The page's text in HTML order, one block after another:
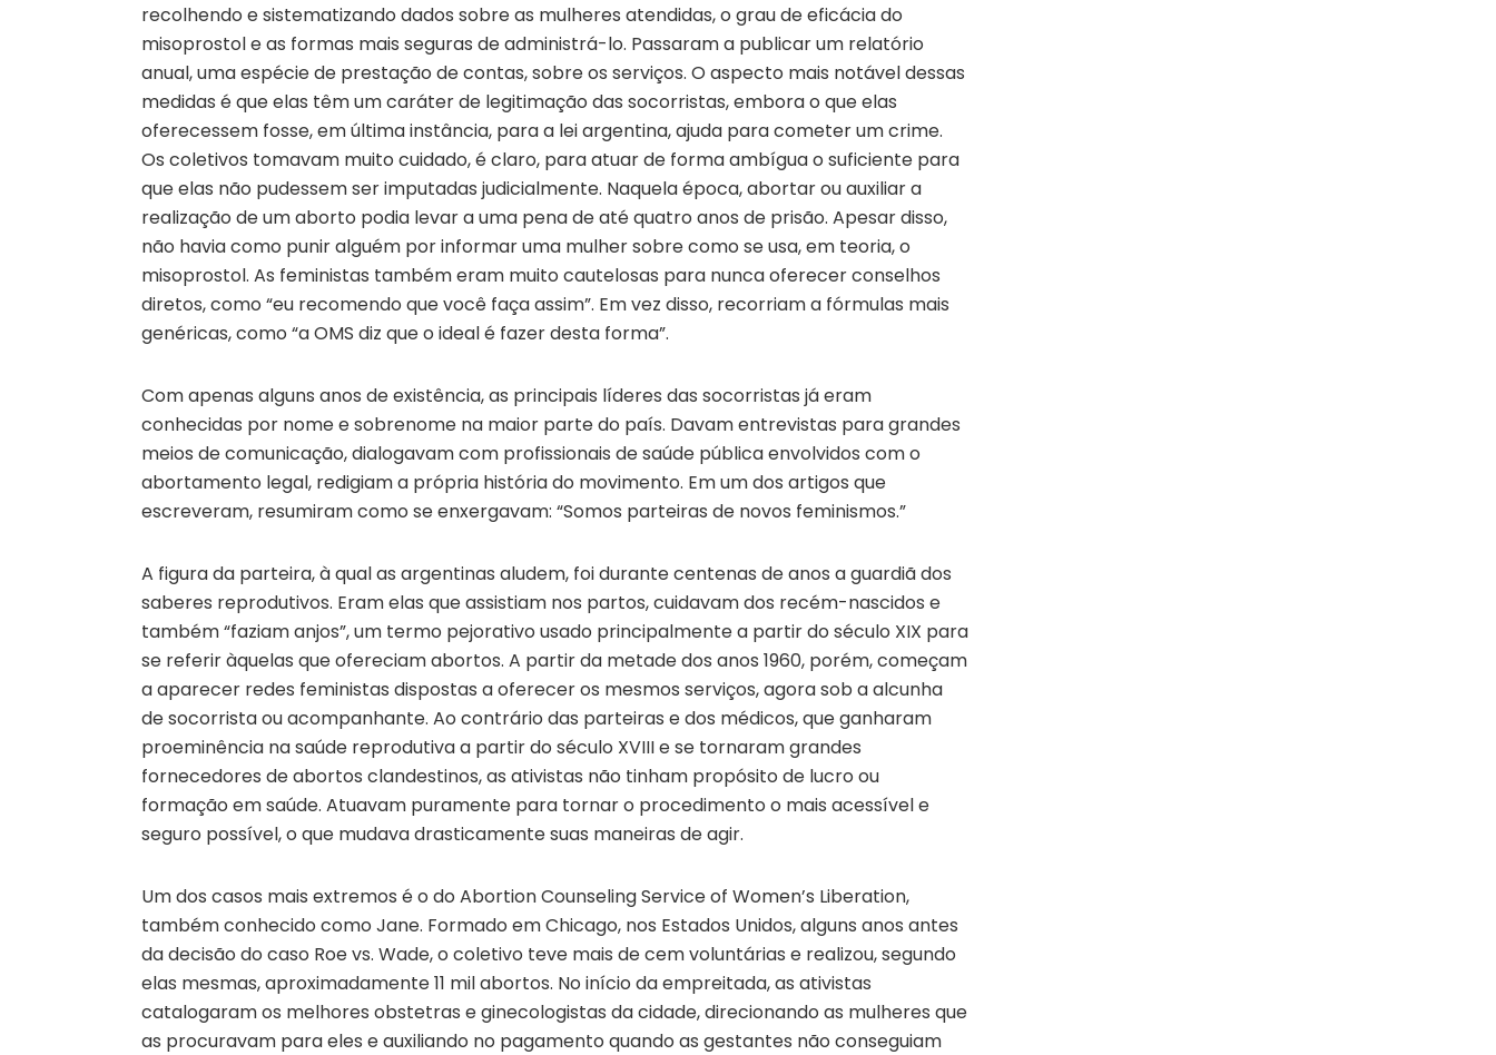
recolhendo e sistematizando dados sobre as mulheres atendidas, o grau de eficácia do
misoprostol e as formas mais seguras de administrá-lo. Passaram a publicar um relatório
anual, uma espécie de prestação de contas, sobre os serviços. O aspecto mais notável dessas
medidas é que elas têm um caráter de legitimação das socorristas, embora o que elas
oferecessem fosse, em última instância, para a lei argentina, ajuda para cometer um crime.
Os coletivos tomavam muito cuidado, é claro, para atuar de forma ambígua o suficiente para
que elas não pudessem ser imputadas judicialmente. Naquela época, abortar ou auxiliar a
realização de um aborto podia levar a uma pena de até quatro anos de prisão. Apesar disso,
não havia como punir alguém por informar uma mulher sobre como se usa, em teoria, o
misoprostol. As feministas também eram muito cautelosas para nunca oferecer conselhos
diretos, como “eu recomendo que você faça assim”. Em vez disso, recorriam a fórmulas mais
genéricas, como “a OMS diz que o ideal é fazer desta forma”.
Com apenas alguns anos de existência, as principais líderes das socorristas já eram
conhecidas por nome e sobrenome na maior parte do país. Davam entrevistas para grandes
meios de comunicação, dialogavam com profissionais de saúde pública envolvidos com o
abortamento legal, redigiam a própria história do movimento. Em um dos artigos que
escreveram, resumiram como se enxergavam: “Somos parteiras de novos feminismos.”
A figura da parteira, à qual as argentinas aludem, foi durante centenas de anos a guardiã dos
saberes reprodutivos. Eram elas que assistiam nos partos, cuidavam dos recém-nascidos e
também “faziam anjos”, um termo pejorativo usado principalmente a partir do século XIX para
se referir àquelas que ofereciam abortos. A partir da metade dos anos 1960, porém, começam
a aparecer redes feministas dispostas a oferecer os mesmos serviços, agora sob a alcunha
de socorrista ou acompanhante. Ao contrário das parteiras e dos médicos, que ganharam
proeminência na saúde reprodutiva a partir do século XVIII e se tornaram grandes
fornecedores de abortos clandestinos, as ativistas não tinham propósito de lucro ou
formação em saúde. Atuavam puramente para tornar o procedimento o mais acessível e
seguro possível, o que mudava drasticamente suas maneiras de agir.
Um dos casos mais extremos é o do Abortion Counseling Service of Women’s Liberation,
também conhecido como Jane. Formado em Chicago, nos Estados Unidos, alguns anos antes
da decisão do caso Roe vs. Wade, o coletivo teve mais de cem voluntárias e realizou, segundo
elas mesmas, aproximadamente 11 mil abortos. No início da empreitada, as ativistas
catalogaram os melhores obstetras e ginecologistas da cidade, direcionando as mulheres que
as procuravam para eles e auxiliando no pagamento quando as gestantes não conseguiam